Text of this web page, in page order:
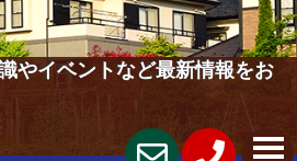
やイベントなど最新情報をお